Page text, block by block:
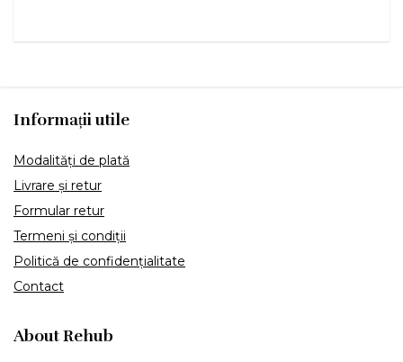
Informații utile
Modalități de plată
Livrare și retur
Formular retur
Termeni și condiții
Politică de confidențialitate
Contact
About Rehub